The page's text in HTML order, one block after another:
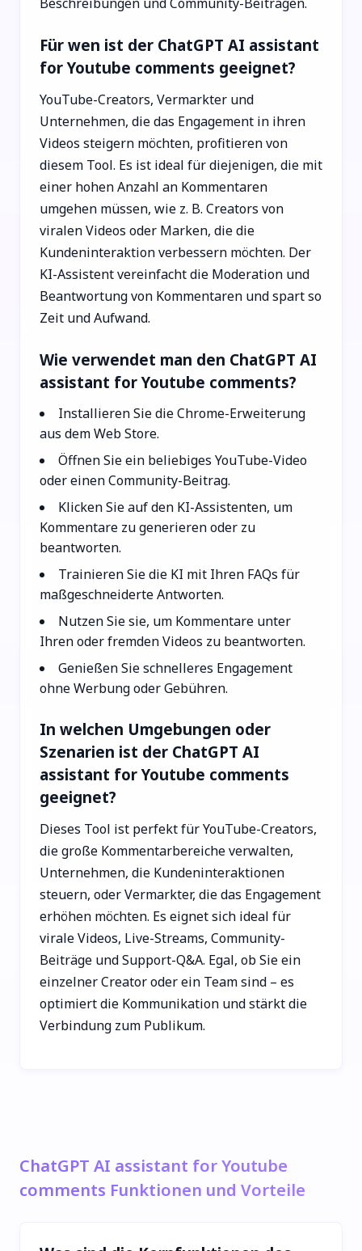
Für wen ist der ChatGPT AI assistant
for Youtube comments geeignet?
YouTube-Creators, Vermarkter und
Unternehmen, die das Engagement in ihren
Videos steigern möchten, profitieren von
diesem Tool. Es ist ideal für diejenigen, die mit
einer hohen Anzahl an Kommentaren
umgehen müssen, wie z. B. Creators von
viralen Videos oder Marken, die die
Kundeninteraktion verbessern möchten. Der
KI-Assistent vereinfacht die Moderation und
Beantwortung von Kommentaren und spart so
Zeit und Aufwand.
Wie verwendet man den ChatGPT AI
assistant for Youtube comments?
Installieren Sie die Chrome-Erweiterung
aus dem Web Store.
Öffnen Sie ein beliebiges YouTube-Video
oder einen Community-Beitrag.
Klicken Sie auf den KI-Assistenten, um
Kommentare zu generieren oder zu
beantworten.
Trainieren Sie die KI mit Ihren FAQs für
maßgeschneiderte Antworten.
Nutzen Sie sie, um Kommentare unter
Ihren oder fremden Videos zu beantworten.
Genießen Sie schnelleres Engagement
ohne Werbung oder Gebühren.
In welchen Umgebungen oder
Szenarien ist der ChatGPT AI
assistant for Youtube comments
geeignet?
Dieses Tool ist perfekt für YouTube-Creators,
die große Kommentarbereiche verwalten,
Unternehmen, die Kundeninteraktionen
steuern, oder Vermarkter, die das Engagement
erhöhen möchten. Es eignet sich ideal für
virale Videos, Live-Streams, Community-
Beiträge und Support-Q&A. Egal, ob Sie ein
einzelner Creator oder ein Team sind – es
optimiert die Kommunikation und stärkt die
Verbindung zum Publikum.
ChatGPT AI assistant for Youtube
comments Funktionen und Vorteile